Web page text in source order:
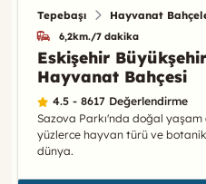
Tepebaşı Hayvanat
6,2km./7 dakika
Eskişehir
Hayvanat Bahçesi
4.5 - 8617 Değerlendirme
Sazova Parkı'nda doğal
yüzlerce hayvan türü ve
dünya.